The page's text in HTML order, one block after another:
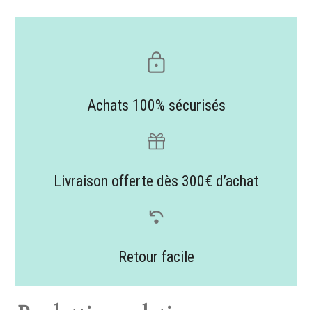
Achats 100% sécurisés
Livraison offerte dès 300€ d’achat
Retour facile